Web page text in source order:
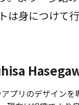
は身につけて
プリのデザインを